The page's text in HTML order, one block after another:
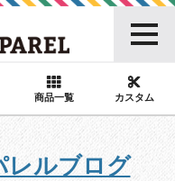
商品一覧 カスタム
レルブログ